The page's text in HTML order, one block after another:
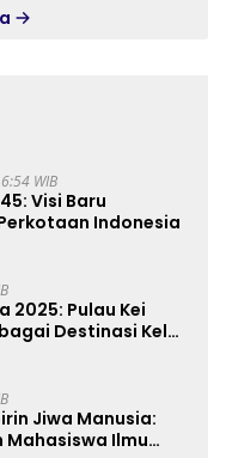
WIB
Visi Baru
Indonesia
2025: Pulau Kei
Destinasi Kelas
Jiwa Manusia:
Mahasiswa Ilmu